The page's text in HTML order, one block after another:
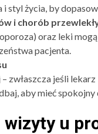
styl życia, by
i chorób
oraz leki
pacjenta.
zwłaszcza jeśli
aby mieć spokojny
wizyty u